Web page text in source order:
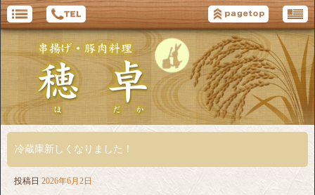
冷蔵庫新しくなりました！
投稿日 2026年6月2日